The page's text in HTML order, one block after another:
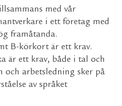
med vår
i ett företag med
framåtanda.
B-körkort är ett krav.
är ett krav, både i tal och
arbetsledning sker på
av språket